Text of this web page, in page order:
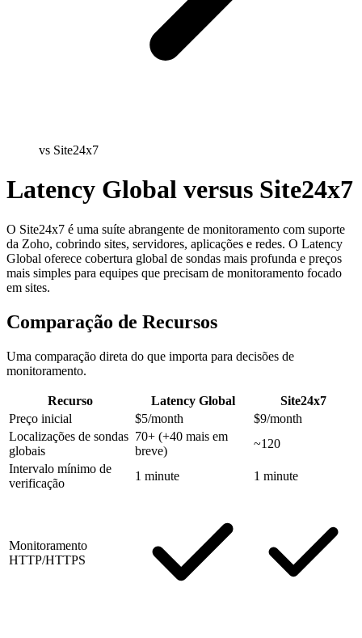
vs Site24x7
Latency Global versus Site24x7
O Site24x7 é uma suíte abrangente de monitoramento com suporte
da Zoho, cobrindo sites, servidores, aplicações e redes. O Latency
Global oferece cobertura global de sondas mais profunda e preços
mais simples para equipes que precisam de monitoramento focado
em sites.
Comparação de Recursos
Uma comparação direta do que importa para decisões de
monitoramento.
Recurso Latency Global
Site24x7
Preço inicial
$5/month
$9/month
Localizações de sondas
globais
70+ (+40 mais em
breve)
~120
Intervalo mínimo de
verificação
1 minute 1 minute
Monitoramento
HTTP/HTTPS